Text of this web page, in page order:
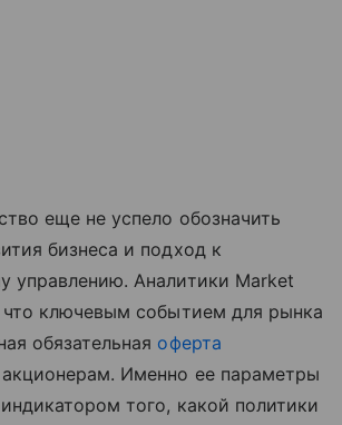
еще не успело обозначить
бизнеса и подход к
управлению. Аналитики Market
что ключевым событием для рынка
обязательная оферта
Именно ее параметры
того, какой политики